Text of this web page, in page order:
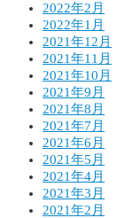
2022年2月
2022年1月
2021年12月
2021年11月
2021年10月
2021年9月
2021年8月
2021年7月
2021年6月
2021年5月
2021年4月
2021年3月
2021年2月